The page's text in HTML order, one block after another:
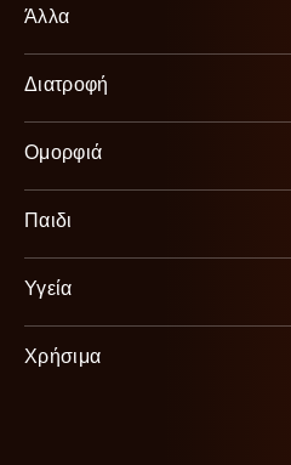
Άλλα
Διατροφή
Ομορφιά
Παιδι
Υγεία
Χρήσιμα